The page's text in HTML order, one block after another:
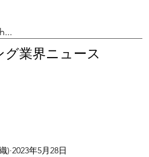
業界ニュース
) 2023年5月28日